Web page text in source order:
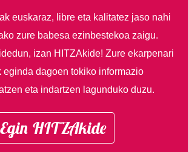
euskaraz, libre eta kalitatez jaso nahi
zure babesa ezinbestekoa zaigu.
izan HITZAkide!Zure ekarpenari
eginda dagoen tokiko informazio
eta indartzen lagunduko duzu.
Egin HITZAkide